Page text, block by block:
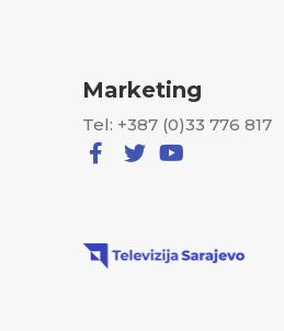
Marketing
Tel: +387 (0)33 776 817